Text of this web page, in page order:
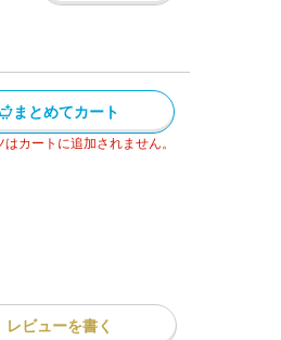
まとめてカート
カートに追加されません。
レビューを書く